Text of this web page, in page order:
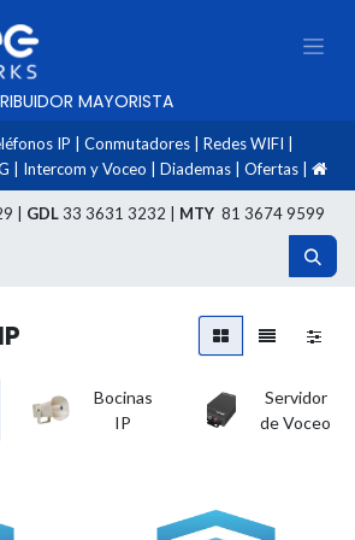
MAYORISTA
IP Conmutadores Redes WIFI
Intercom y Voceo Diademas Ofertas
| GDL33 3631 3232 | MTY 81 3674 9599
Bocinas
IP
Servidor
de Voceo